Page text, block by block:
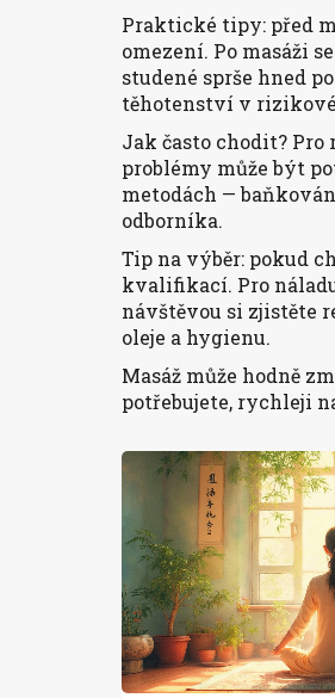
Praktické tipy: před
omezení. Po masáži
studené sprše hned
těhotenství v
Jak často chodit?
problémy může být
metodách —
odborníka.
Tip na výběr: pokud
kvalifikací. Pro
návštěvou si zjistěte
oleje a hygienu.
Masáž může hodně
potřebujete, rychleji